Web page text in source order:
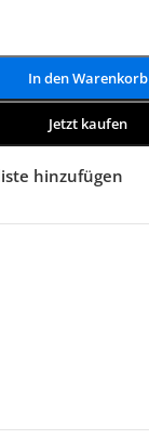
In den Warenkorb
Jetzt kaufen
hinzufügen